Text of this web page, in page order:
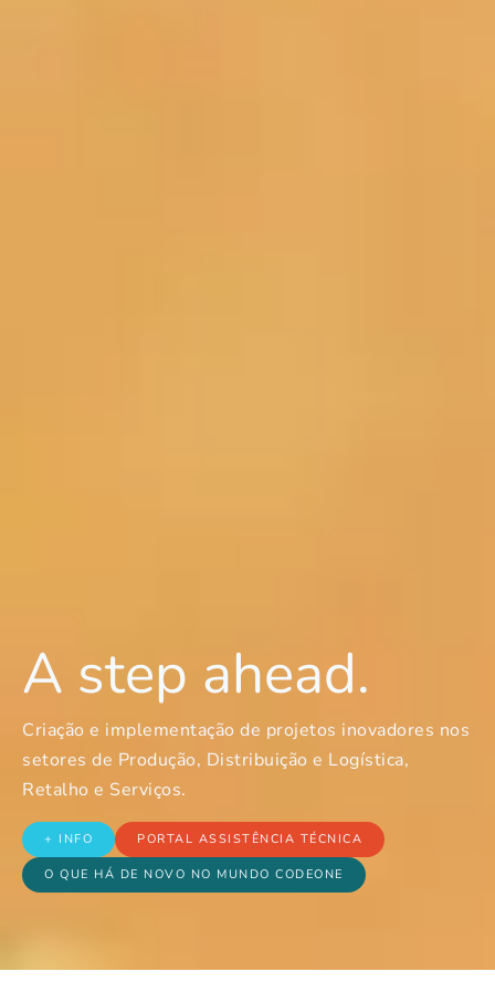
A step ahead.
Criação e implementação de projetos inovadores nos
setores de Produção, Distribuição e Logística,
Retalho e Serviços.
+ INFO PORTAL ASSISTÊNCIA TÉCNICA
O QUE HÁ DE NOVO NO MUNDO CODEONE